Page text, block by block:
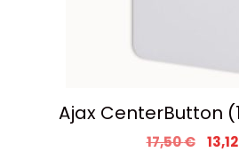
Ajax CenterButton
17,50€ 13,12